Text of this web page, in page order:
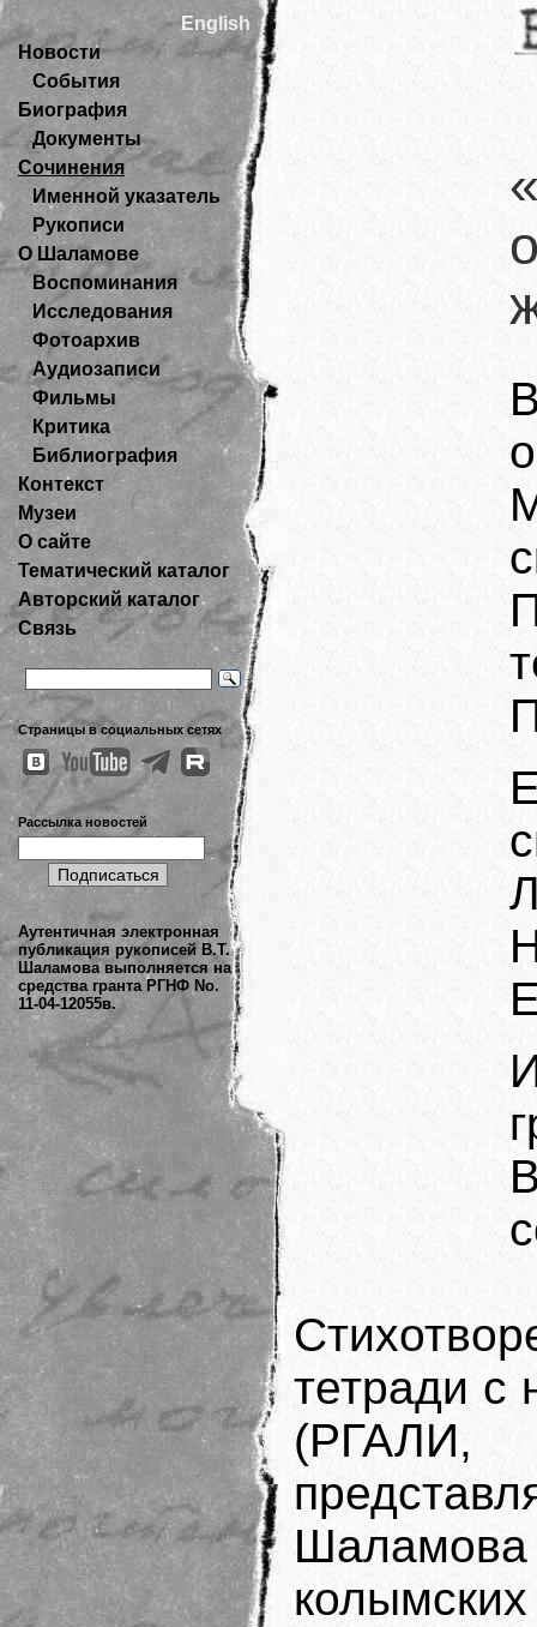
English
Новости
События
Биография
Документы
Сочинения
Именной указатель
Рукописи
О Шаламове
Воспоминания
Исследования
Фотоархив
Аудиозаписи
Фильмы
Критика
Библиография
Контекст
Музеи
О сайте
Тематический каталог
Авторский каталог
Связь
Страницы в социальных сетях
Рассылка новостей
Аутентичная электронная
публикация рукописей В.Т.
Шаламова выполняется на
средства гранта РГНФ No.
11-04-12055в.
тетради с
(РГАЛИ,